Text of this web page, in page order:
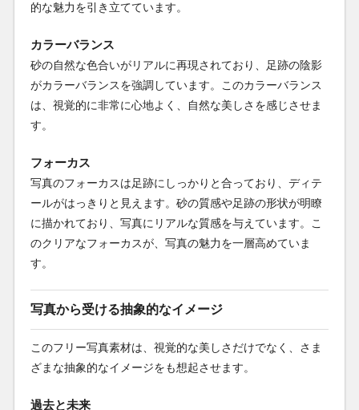
的な魅力を引き立てています。
カラーバランス
砂の自然な色合いがリアルに再現されており、足跡の陰影
がカラーバランスを強調しています。このカラーバランス
は、視覚的に非常に心地よく、自然な美しさを感じさせま
す。
フォーカス
写真のフォーカスは足跡にしっかりと合っており、ディテ
ールがはっきりと見えます。砂の質感や足跡の形状が明瞭
に描かれており、写真にリアルな質感を与えています。こ
のクリアなフォーカスが、写真の魅力を一層高めていま
す。
写真から受ける抽象的なイメージ
このフリー写真素材は、視覚的な美しさだけでなく、さま
ざまな抽象的なイメージをも想起させます。
過去と未来